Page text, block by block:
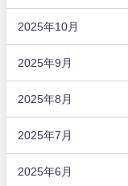
2025年10月
2025年9月
2025年8月
2025年7月
2025年6月